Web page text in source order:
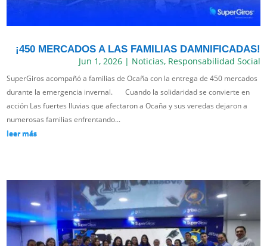
¡450 MERCADOS A LAS FAMILIAS DAMNIFICADAS!
Jun 1, 2026| Noticias, Responsabilidad Social
SuperGiros acompañó a familias de Ocaña con la entrega de 450 mercados
durante la emergencia invernal. Cuando la solidaridad se convierte en
acción Las fuertes lluvias que afectaron a Ocaña y sus veredas dejaron a
numerosas familias enfrentando...
leer más